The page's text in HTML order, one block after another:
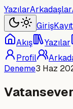
YazılarArkadaşlar
GirişKayıt
Akış
Yazılar
Profil
Deneme3 Haz